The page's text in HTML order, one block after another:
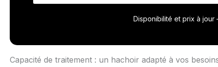
viande
poisson.
viande
nécessaire
Disponibilité et prix à jour
Capacité de traitement : un hachoir adapté à vos